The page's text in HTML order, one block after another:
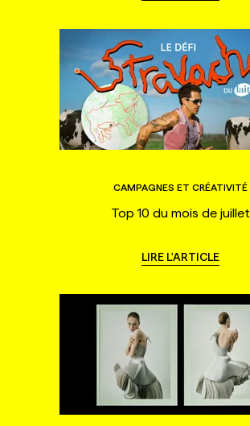
CAMPAGNES ET CRÉATIVITÉ
Top 10 du mois de juillet
LIRE L'ARTICLE